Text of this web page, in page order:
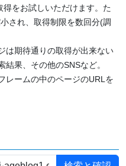
をお試しいただけます。た
され、取得制限を数回分(調
は期待通りの取得が出来ない
果、その他のSNSなど。
レームの中のページのURLを